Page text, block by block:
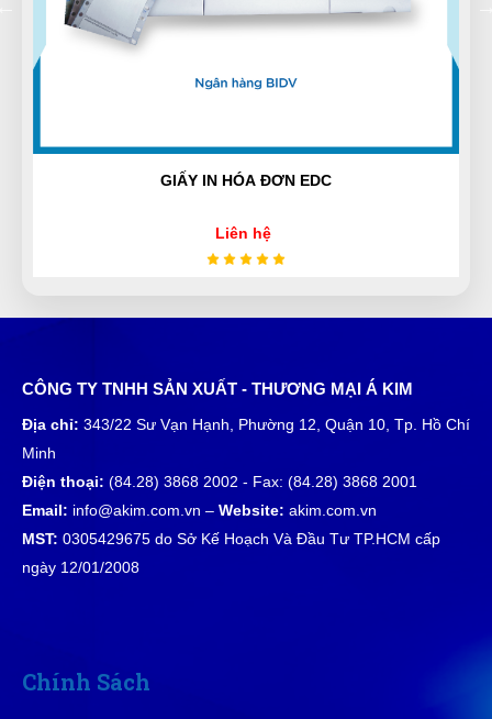
XH
Xuân Hương
(Đánh giá 1 năm trước)
Tư vấn rất kiên nhẫn, hơi lâu xíu nhưng mua được
thật sự ở đây làm tôi trên cả hài lòng
VT
Võ Minh Thiện
Nhân viên phục vụ chu đáo, nhanh chóng lắm luôn
TC
Thành Công
GIẤY IN HÓA ĐƠN EDC
Liên hệ
CÔNG TY TNHH SẢN XUẤT - THƯƠNG MẠI Á KIM
Địa chỉ: 343/22 Sư Vạn Hạnh, Phường 12, Quận 10, Tp. Hồ Chí
Minh
Điện thoại: (84.28) 3868 2002 - Fax: (84.28) 3868 2001
Email: info@akim.com.vn – Website: akim.com.vn
MST: 0305429675 do Sở Kế Hoạch Và Đầu Tư TP.HCM cấp
ngày 12/01/2008
Chính Sách